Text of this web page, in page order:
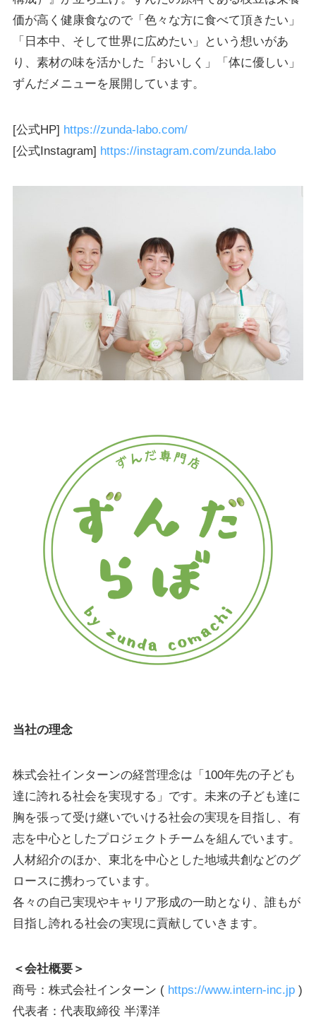
価が高く健康食なので「色々な方に食べて頂きたい」
「日本中、そして世界に広めたい」という想いがあ
り、素材の味を活かした「おいしく」「体に優しい」
ずんだメニューを展開しています。
[公式HP] https://zunda-labo.com/
[公式Instagram] https://instagram.com/zunda.labo
当社の理念
株式会社インターンの経営理念は「100年先の子ども
達に誇れる社会を実現する」です。未来の子ども達に
胸を張って受け継いでいける社会の実現を目指し、有
志を中心としたプロジェクトチームを組んでいます。
人材紹介のほか、東北を中心とした地域共創などのグ
ロースに携わっています。
各々の自己実現やキャリア形成の一助となり、誰もが
目指し誇れる社会の実現に貢献していきます。
＜会社概要＞
商号：株式会社インターン ( https://www.intern-inc.jp)
代表者：代表取締役 半澤洋